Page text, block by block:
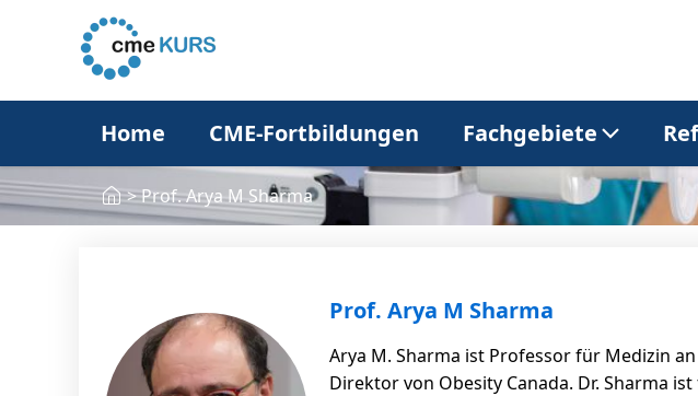
Home CME-Fortbildungen Fachgebiete
Allgemeinmedizin
Neurologie
>Prof. Arya M Sharma
Prof. Arya M Sharma
Arya M. Sharma ist Professor für Medizin
Direktor von Obesity Canada. Dr. Sharma